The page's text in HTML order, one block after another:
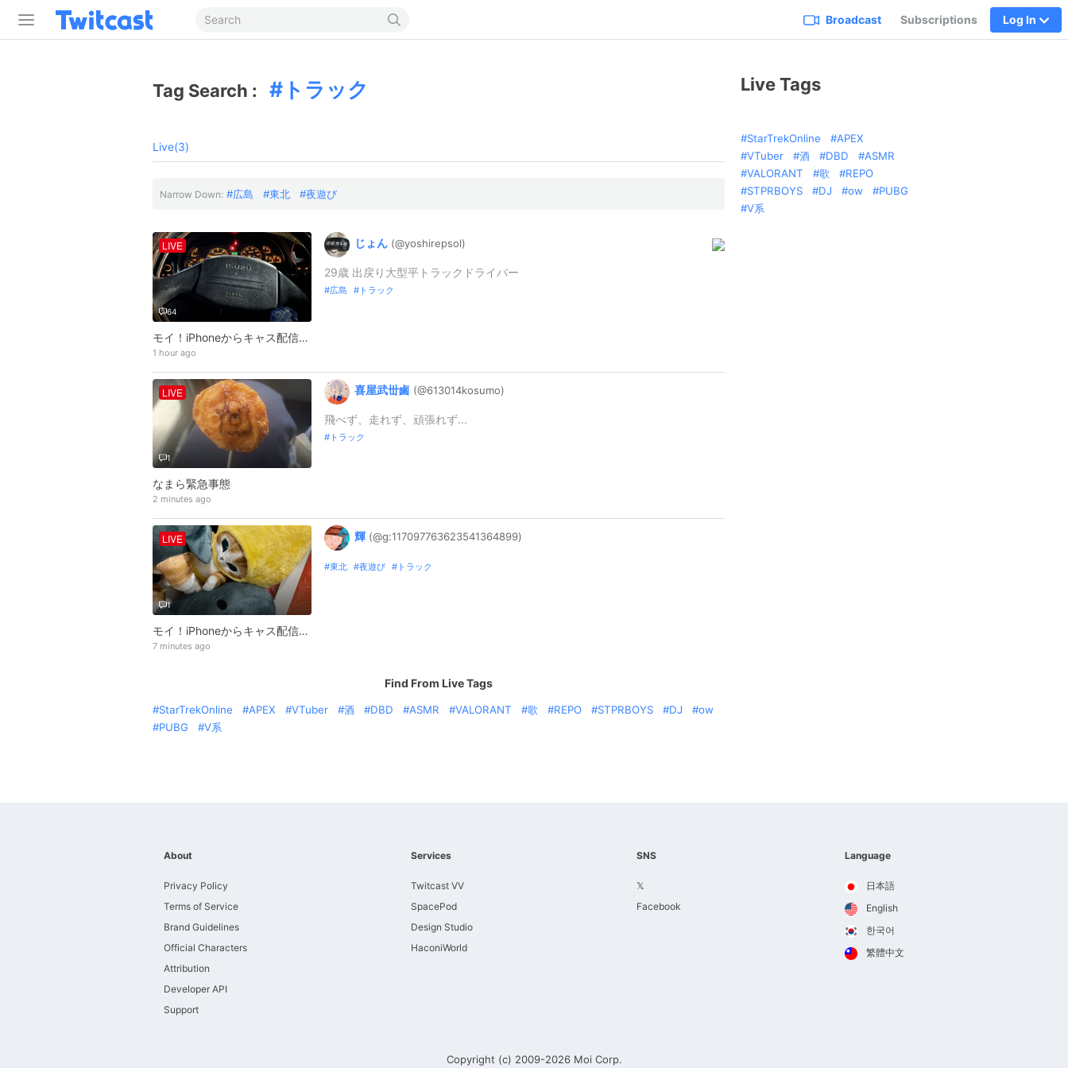
Broadcast Subscriptions Log In
Tag Search : トラック
Live(3)
Narrow Down: 広島 東北 夜遊び
LIVE
64
モイ！iPhoneからキャス配信中 -長距離行きましょねぇ
1 hour ago
じょん (@yoshirepsol)
29歳 出戻り大型平トラックドライバー
広島 トラック
LIVE
1
なまら緊急事態
2 minutes ago
喜屋武丗鹵 (@613014kosumo)
飛べず、走れず、頑張れず...
トラック
LIVE
1
モイ！iPhoneからキャス配信中 -
7 minutes ago
輝 (@g:117097763623541364899)
東北 夜遊び トラック
Find From Live Tags
StarTrekOnline APEX VTuber 酒 DBD ASMR VALORANT 歌 REPO STPRBOYS DJ
ow
PUBG
V系
Live Tags
StarTrekOnline
APEX
VTuber
酒 DBD
ASMR
VALORANT
歌
REPO
STPRBOYS
DJ ow
PUBG
V系
About
Privacy Policy
Terms of Service
Brand Guidelines
Official Characters
Attribution
Developer API
Support
Services
Twitcast VV
SpacePod
Design Studio
HaconiWorld
SNS
𝕏
Facebook
Language
日本語
English
한국어
繁體中文
Copyright (c) 2009-2026 Moi Corp.